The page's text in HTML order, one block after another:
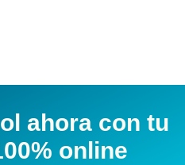
ahora con tu
online